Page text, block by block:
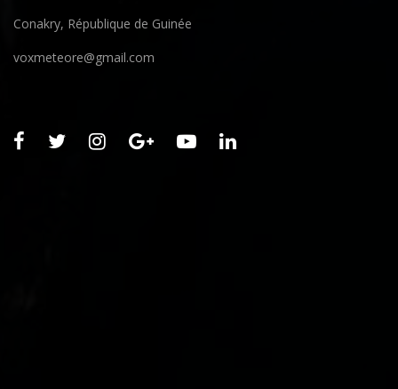
Conakry, République de Guinée
voxmeteore@gmail.com